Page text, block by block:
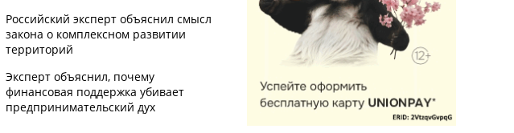
Российский эксперт объяснил смысл
закона о комплексном развитии
территорий
Эксперт объяснил, почему
финансовая поддержка убивает
предпринимательский дух